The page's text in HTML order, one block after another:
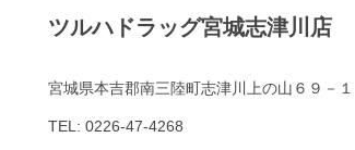
ツルハドラッグ宮城志津川店
宮城県本吉郡南三陸町志津川上の山６９－１
TEL: 0226-47-4268